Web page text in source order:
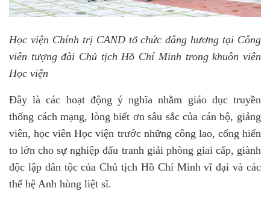
Học viện Chính trị CAND tổ chức dâng hương tại Công
viên tượng đài Chủ tịch Hồ Chí Minh trong khuôn viên
Học viện
Đây là các hoạt động ý nghĩa nhằm giáo dục truyền
thống cách mạng, lòng biết ơn sâu sắc của cán bộ, giảng
viên, học viên Học viện trước những công lao, cống hiến
to lớn cho sự nghiệp đấu tranh giải phòng giai cấp, giành
độc lập dân tộc của Chủ tịch Hồ Chí Minh vĩ đại và các
thế hệ Anh hùng liệt sĩ.